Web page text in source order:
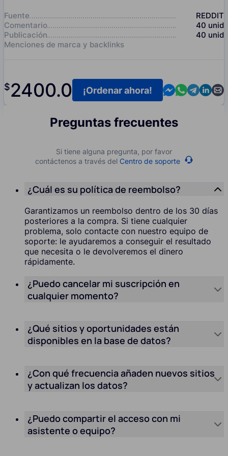
Fuente
REDDIT
Comentario
40 unid
Publicación
40 unid
Menciones de marca y backlinks
$2400.0 Contact us in
Contact us
Contact
¡Ordenar ahora!
Preguntas frecuentes
Si tiene alguna pregunta, por favor
contáctenos a través del Centro de soporte
¿Cuál es su política de reembolso?
Garantizamos un reembolso dentro de los 30 días
posteriores a la compra. Si tiene cualquier
problema, solo contacte con nuestro equipo de
soporte: le ayudaremos a conseguir el resultado
que necesita o le devolveremos el dinero
rápidamente.
¿Puedo cancelar mi suscripción en
cualquier momento?
¿Qué sitios y oportunidades están
disponibles en la base de datos?
¿Con qué frecuencia añaden nuevos sitios
y actualizan los datos?
¿Puedo compartir el acceso con mi
asistente o equipo?